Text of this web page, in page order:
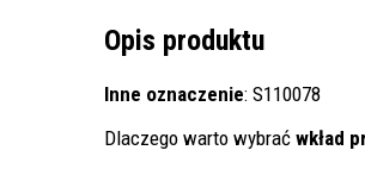
Opis produktu
Inne oznaczenie: S110078
Dlaczego warto wybrać wkład